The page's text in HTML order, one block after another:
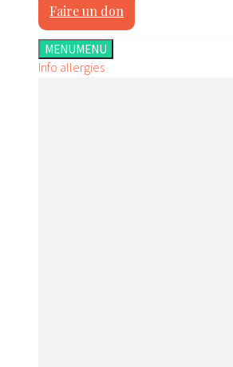
Faire un don
MENUMENU
Info allergies